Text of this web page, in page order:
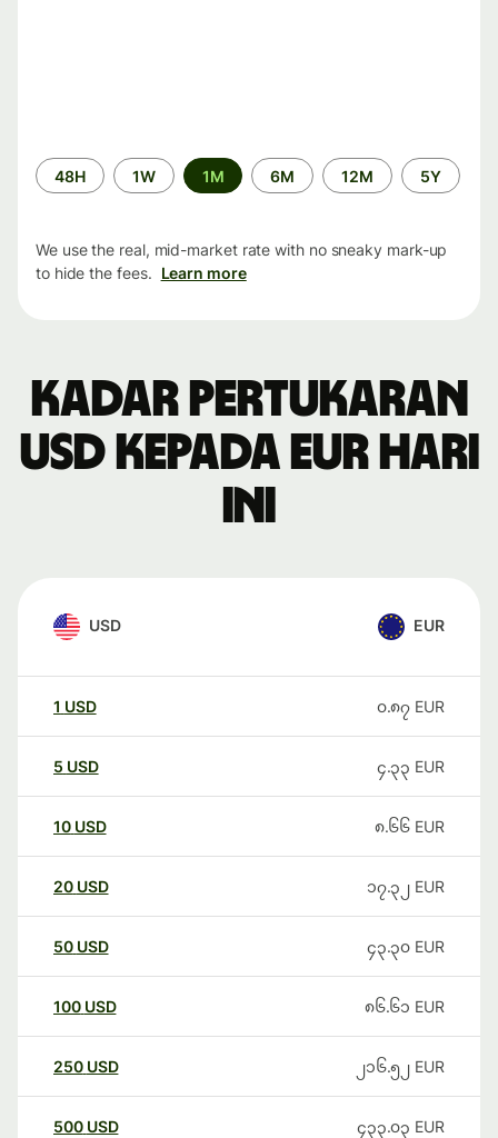
Time
period
48H 1W 1M 6M 12M 5Y
We use the real, mid-market rate with no sneaky mark-up
to hide the fees. Learn more
Kadar pertukaran
USD kepada EUR hari
ini
USD EUR
1 USD ၀.၈၇ EUR
5 USD ၄.၃၃ EUR
10 USD ၈.၆၆ EUR
20 USD ၁၇.၃၂ EUR
50 USD ၄၃.၃၀ EUR
100 USD ၈၆.၆၁ EUR
250 USD ၂၁၆.၅၂ EUR
500 USD ၄၃၃.၀၃ EUR